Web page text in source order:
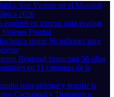
a San Vicente en el Mundial
2026
equipos en terreno para evaluar
Sistema Frontal
busca reunir $6 millones para
Regional financiará 56 ollas
en 11 comunas de la
para ordenar y regular la
Cachapoal y Tinguiririca